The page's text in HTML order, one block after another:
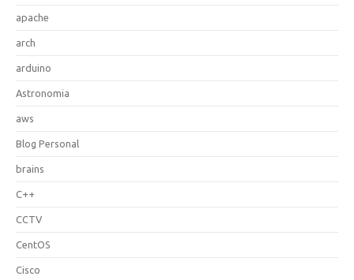
apache
arch
arduino
Astronomia
aws
Blog Personal
brains
C++
CCTV
CentOS
Cisco